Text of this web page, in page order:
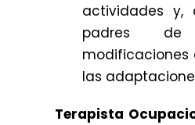
actividades y,
padres
modificaciones
las
Terapista